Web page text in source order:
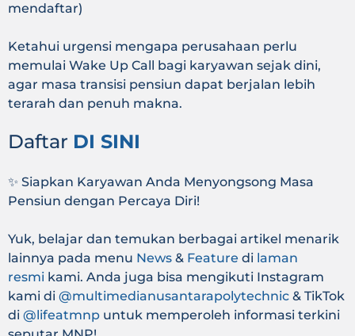
mendaftar)
Ketahui urgensi mengapa perusahaan perlu
memulai Wake Up Call bagi karyawan sejak dini,
agar masa transisi pensiun dapat berjalan lebih
terarah dan penuh makna.
Daftar DI SINI
✨ Siapkan Karyawan Anda Menyongsong Masa
Pensiun dengan Percaya Diri!
Yuk, belajar dan temukan berbagai artikel menarik
lainnya pada menu News & Feature di laman
resmi kami. Anda juga bisa mengikuti Instagram
kami di @multimedianusantarapolytechnic & TikTok
di @lifeatmnp untuk memperoleh informasi terkini